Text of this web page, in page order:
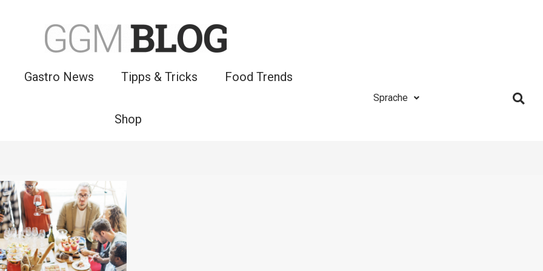
Gastro News Tipps & Tricks Food Trends
Shop
Sprache